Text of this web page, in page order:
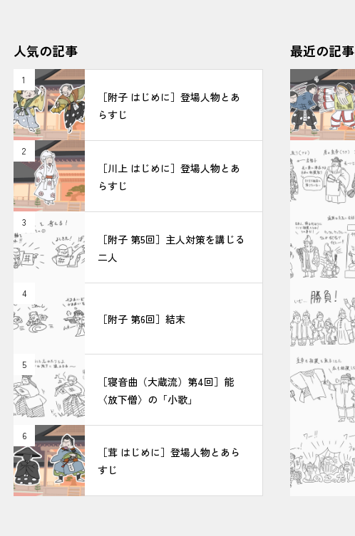
人気の記事
1
［附子 はじめに］登場人物とあ
らすじ
2
［川上 はじめに］登場人物とあ
らすじ
3
［附子 第5回］主人対策を講じる
二人
4
［附子 第6回］結末
5
［寝音曲（大蔵流）第4回］能
〈放下僧〉の「小歌」
6
［茸 はじめに］登場人物とあら
すじ
最近の記事